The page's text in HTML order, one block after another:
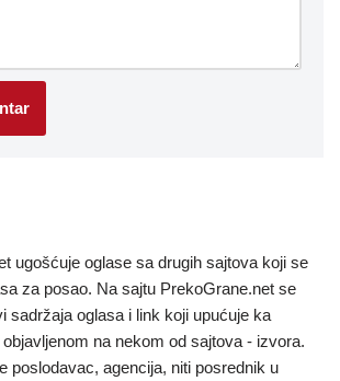
ugošćuje oglase sa drugih sajtova koji se
za posao. Na sajtu PrekoGrane.net se
sadržaja oglasa i link koji upućuje ka
na nekom od sajtova - izvora.
poslodavac, agencija, niti posrednik u